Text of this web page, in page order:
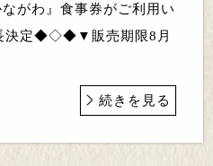
がわ』食事券がご利用い
決定◆◇◆▼販売期限8月
続きを見る